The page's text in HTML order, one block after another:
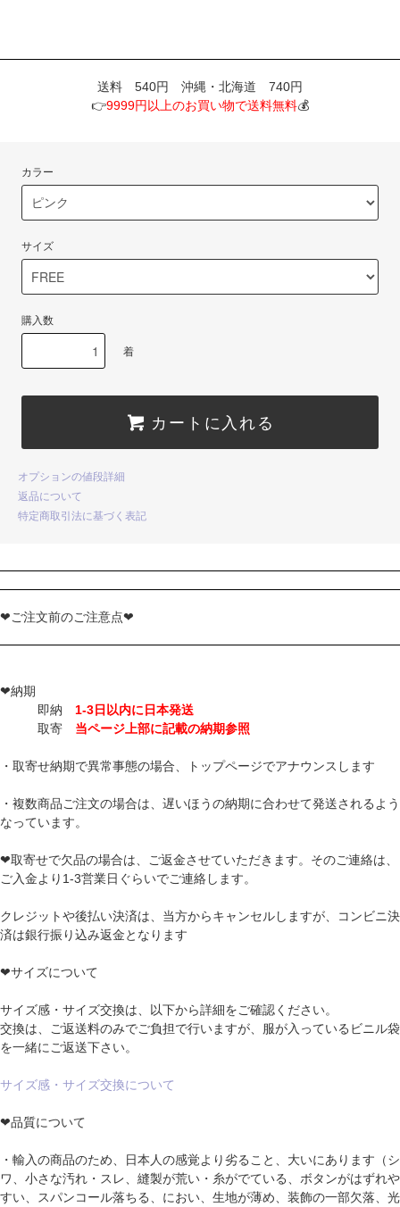
送料 540円 沖縄・北海道 740円
👉9999円以上のお買い物で送料無料💰
カラー
サイズ
購入数
着
カートに入れる
オプションの値段詳細
返品について
特定商取引法に基づく表記
❤ご注文前のご注意点❤
❤納期
即納 1-3日以内に日本発送
取寄 当ページ上部に記載の納期参照
・取寄せ納期で異常事態の場合、トップページでアナウンスします
・複数商品ご注文の場合は、遅いほうの納期に合わせて発送されるよう
なっています。
❤取寄せで欠品の場合は、ご返金させていただきます。そのご連絡は、
ご入金より1-3営業日ぐらいでご連絡します。
クレジットや後払い決済は、当方からキャンセルしますが、コンビニ決
済は銀行振り込み返金となります
❤サイズについて
サイズ感・サイズ交換は、以下から詳細をご確認ください。
交換は、ご返送料のみでご負担で行いますが、服が入っているビニル袋
を一緒にご返送下さい。
サイズ感・サイズ交換について
❤品質について
・輸入の商品のため、日本人の感覚より劣ること、大いにあります（シ
ワ、小さな汚れ・スレ、縫製が荒い・糸がでている、ボタンがはずれや
すい、スパンコール落ちる、におい、生地が薄め、装飾の一部欠落、光